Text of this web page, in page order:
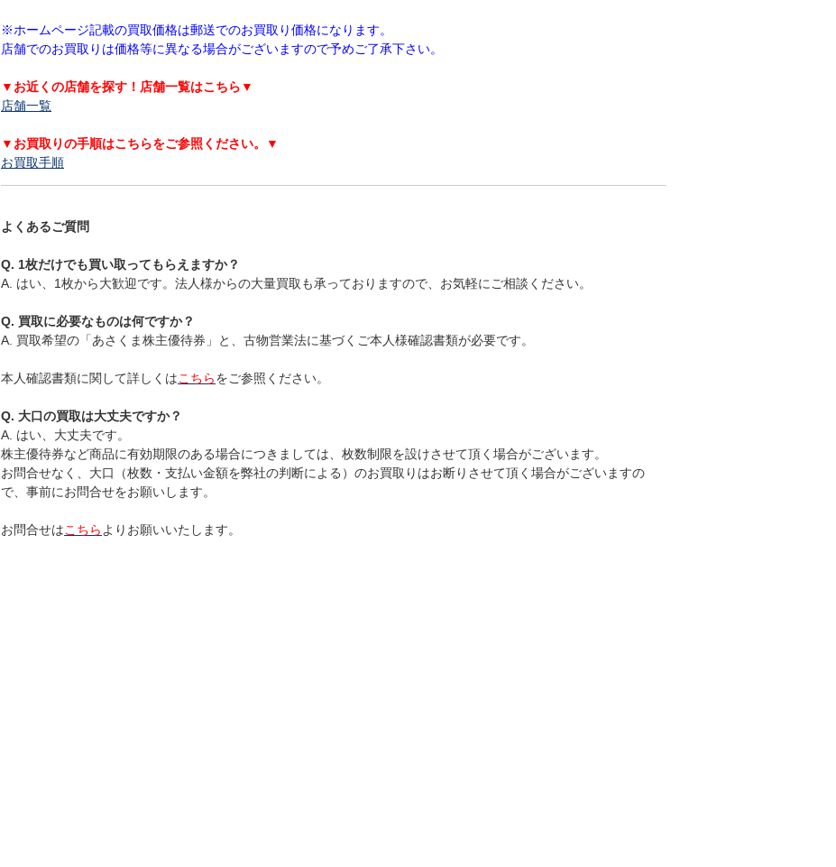
※ホームページ記載の買取価格は郵送でのお買取り価格になります。
店舗でのお買取りは価格等に異なる場合がございますので予めご了承下さい。
▼お近くの店舗を探す！店舗一覧はこちら▼
店舗一覧
▼お買取りの手順はこちらをご参照ください。▼
お買取手順
よくあるご質問
Q. 1枚だけでも買い取ってもらえますか？
A. はい、1枚から大歓迎です。法人様からの大量買取も承っておりますので、お気軽にご相談ください。
Q. 買取に必要なものは何ですか？
A. 買取希望の「あさくま株主優待券」と、古物営業法に基づくご本人様確認書類が必要です。
本人確認書類に関して詳しくはこちらをご参照ください。
Q. 大口の買取は大丈夫ですか？
A. はい、大丈夫です。
株主優待券など商品に有効期限のある場合につきましては、枚数制限を設けさせて頂く場合がございます。
お問合せなく、大口（枚数・支払い金額を弊社の判断による）のお買取りはお断りさせて頂く場合がございますの
で、事前にお問合せをお願いします。
お問合せはこちら よりお願いいたします。